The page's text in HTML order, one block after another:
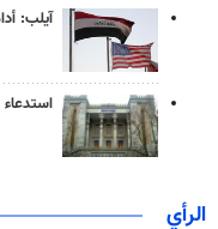
آيلب:
استدعاء
الرأي